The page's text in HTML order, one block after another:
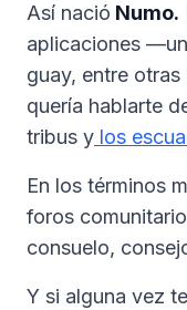
Así nació Numo.
aplicaciones
guay, entre
quería hablarte
tribus y los
En los términos
foros
consuelo,
Y si alguna vez